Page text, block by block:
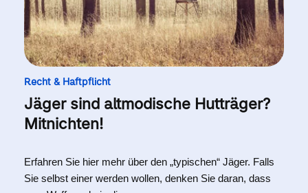
Recht & Haftpflicht
Jäger sind altmodische Hutträger?
Mitnichten!
Erfahren Sie hier mehr über den „typischen“ Jäger. Falls
Sie selbst einer werden wollen, denken Sie daran, dass